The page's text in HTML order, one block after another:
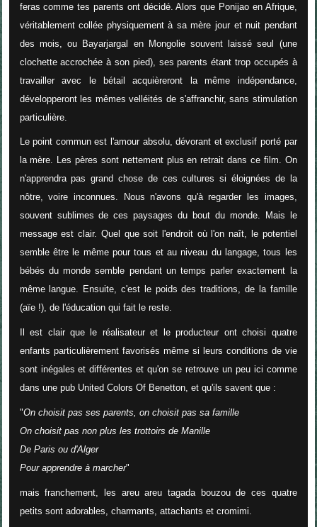
feras comme tes parents ont décidé. Alors que Ponijao en Afrique,
véritablement collée physiquement à sa mère jour et nuit pendant
des mois, ou Bayarjargal en Mongolie souvent laissé seul (une
clochette accrochée à son pied), ses parents étant trop occupés à
travailler avec le bétail acquièreront la même indépendance,
développeront les mêmes velléités de s'affranchir, sans stimulation
particulière.
Le point commun est l'amour absolu, dévorant et exclusif porté par
la mère. Les pères sont nettement plus en retrait dans ce film. On
n'apprendra pas grand chose de ces cultures si éloignées de la
nôtre, voire inconnues. Nous n'avons qu'à regarder les images,
souvent sublimes de ces paysages du bout du monde. Mais le
message est clair. Quel que soit l'endroit où l'on naît, le potentiel
semble être le même pour tous et au niveau du langage, tous les
bébés du monde semble pendant un temps parler exactement la
même langue. Ensuite, c'est le poids des traditions, de la famille
(aïe !), de l'éducation qui fait le reste.
Il est clair que le réalisateur et le producteur ont choisi quatre
enfants particulièrement favorisés même si leurs conditions de vie
sont inégales et différentes et qu'on se retrouve un peu ici comme
dans une pub United Colors Of Benetton, et qu'ils savent que :
"On choisit pas ses parents, on choisit pas sa famille
On choisit pas non plus les trottoirs de Manille
De Paris ou d'Alger
Pour apprendre à marcher"
mais franchement, les areu areu tagada bouzou de ces quatre
petits sont adorables, charmants, attachants et cromimi.